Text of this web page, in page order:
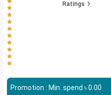
Ratings
Promotion : Min. spend ৳0.00